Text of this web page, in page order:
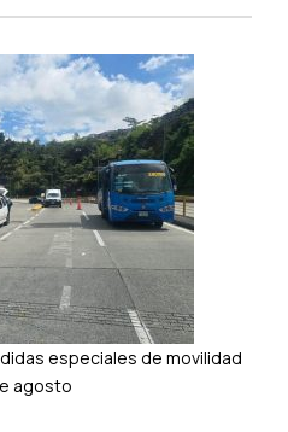
especiales de movilidad
agosto